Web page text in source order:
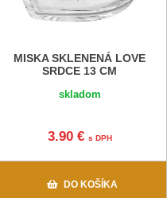
MISKA SKLENENÁ LOVE
SRDCE 13 CM
skladom
3.90 € s DPH
DO KOŠÍKA